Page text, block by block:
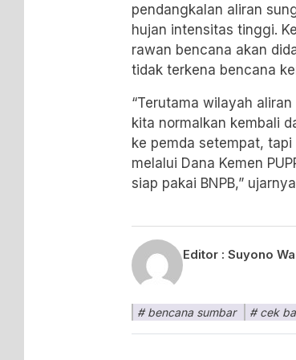
pendangkalan aliran
hujan intensitas tinggi.
rawan bencana akan
tidak terkena bencana
“Terutama wilayah
kita normalkan kembali
ke pemda setempat,
melalui Dana Kemen
siap pakai BNPB,”
Editor : Suyono
bencana sumbar cek